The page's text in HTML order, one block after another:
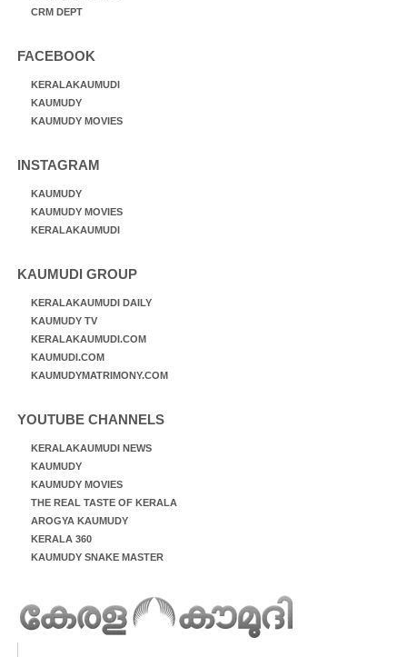
CRM DEPT
FACEBOOK
KERALAKAUMUDI
KAUMUDY
KAUMUDY MOVIES
INSTAGRAM
KAUMUDY
KAUMUDY MOVIES
KERALAKAUMUDI
KAUMUDI GROUP
KERALAKAUMUDI DAILY
KAUMUDY TV
KERALAKAUMUDI.COM
KAUMUDI.COM
KAUMUDYMATRIMONY.COM
YOUTUBE CHANNELS
KERALAKAUMUDI NEWS
KAUMUDY
KAUMUDY MOVIES
THE REAL TASTE OF KERALA
AROGYA KAUMUDY
KERALA 360
KAUMUDY SNAKE MASTER